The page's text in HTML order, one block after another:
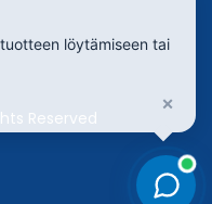
Reserved
löytämiseen tai
×